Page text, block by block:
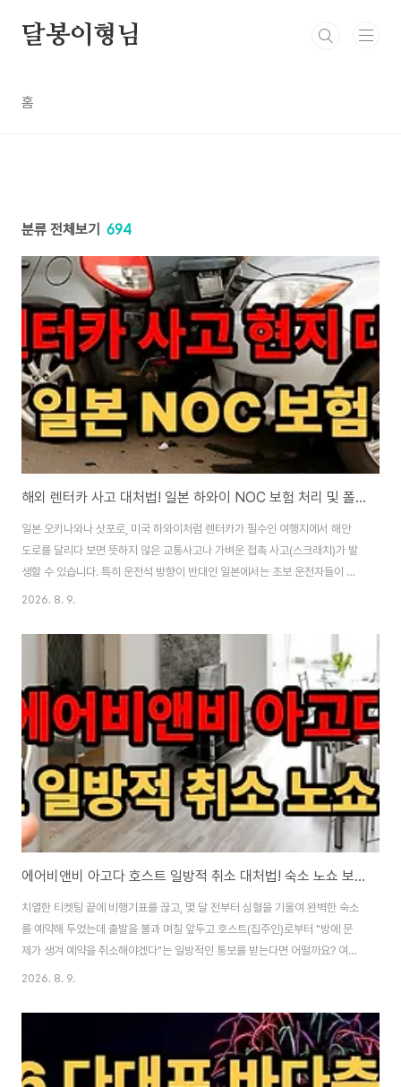
달봉이형님
홈
분류 전체보기 694
해외 렌터카 사고 대처법! 일본 하와이 NOC 보험 처리 및 폴리스 리포트
일본 오키나와나 삿포로, 미국 하와이처럼 렌터카가 필수인 여행지에서 해안
도로를 달리다 보면 뜻하지 않은 교통사고나 가벼운 접촉 사고(스크래치)가 발
생할 수 있습니다. 특히 운전석 방향이 반대인 일본에서는 초보 운전자들이 주
차를 하다 범퍼를 긁는 일이 아주 흔한데요. 한국에서처럼 대충 보험사나 부르
맞고 최악의 경우 뺑소니로 몰려 출국이 금지될 수도 있습니다. 해외에서는 아
주 미세한 흠집이 났을지라도 무조건 현지 경찰을 불러 '폴리스 리포트'를 받아
야만 내가 든 완전자차 보험(NOC 혜택)을 써먹을 수 있는데요. 오늘 당황스러
운 해외 렌터카 사고 발생 시 완벽한 현지 대처 매뉴얼을 총정리해 드립니다. 1.
절대 금물! 개인 합..
2026. 8. 9.
에어비앤비 아고다 호스트 일방적 취소 대처법! 숙소 노쇼 보상금 환불 꿀팁
치열한 티켓팅 끝에 비행기표를 끊고, 몇 달 전부터 심혈을 기울여 완벽한 숙소
를 예약해 두었는데 출발을 불과 며칠 앞두고 호스트(집주인)로부터 "방에 문
제가 생겨 예약을 취소해야겠다"는 일방적인 통보를 받는다면 어떨까요? 여름
성수기에 당장 대체할 숙소를 구하기도 막막하고, 가격도 2~3배 훌쩍 뛰어올
트의 말대로 '내가 직접 취소 버튼'을 누르거나 단순 전액 환불만 받고 끝내면
엄청난 손해(호구)를 보게 됩니다. 오늘 에어비앤비와 아고다 등 글로벌 숙박
플랫폼에서 호스트가 일방적으로 예약을 취소(노쇼)했을 때, 더 좋은 숙소와 차
액 보상금까지 완벽하게 뜯어내는 실전 대처법을 총정리해 드립니다. "> 1. 절
2026. 8. 9.